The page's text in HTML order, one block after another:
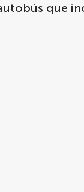
que